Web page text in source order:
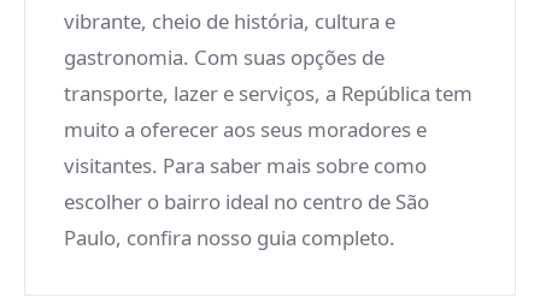
vibrante, cheio de história, cultura e
gastronomia. Com suas opções de
transporte, lazer e serviços, a República tem
muito a oferecer aos seus moradores e
visitantes. Para saber mais sobre como
escolher o bairro ideal no centro de São
Paulo, confira nosso guia completo.